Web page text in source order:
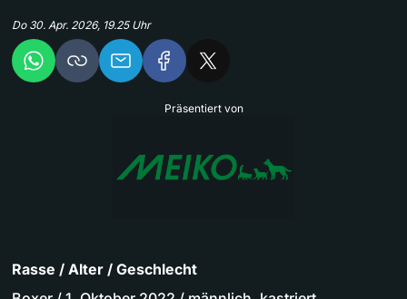
Do 30. Apr. 2026, 19.25 Uhr
Präsentiert von
Rasse / Alter / Geschlecht